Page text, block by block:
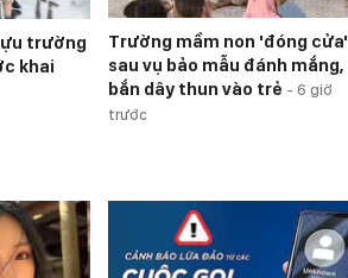
trường
khai
Trường mầm non 'đóng cửa'
sau vụ bảo mẫu đánh mắng,
bắn dây thun vào trẻ - 6 giờ
trước